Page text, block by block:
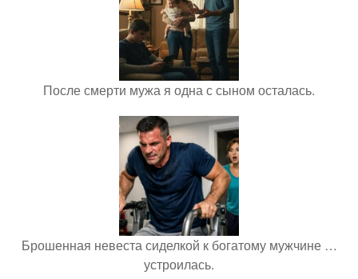
После смерти мужа я одна с сыном осталась.
Брошенная невеста сиделкой к богатому мужчине …
устроилась.